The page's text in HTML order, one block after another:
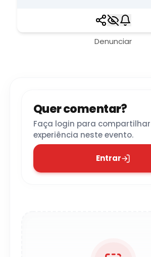
Denunciar
Quer comentar?
Faça login para
experiência neste evento.
Entrar